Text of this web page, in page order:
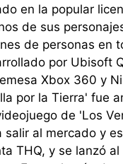
en la popular
de sus
de personas en
por Ubisoft
Xbox 360 y
por la Tierra' fue
de 'Los
salir al mercado y
THQ, y se lanzó